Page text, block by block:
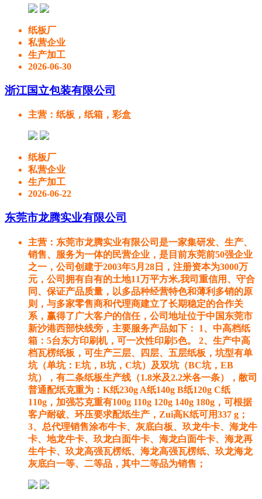
纸板厂
私营企业
生产加工
2026-06-30
浙江国立包装有限公司
主营 ：纸板，纸箱，彩盒
纸板厂
私营企业
生产加工
2026-06-22
东莞市龙腾实业有限公司
主营 ：东莞市龙腾实业有限公司是一家集研发、生产、
销售、服务为一体的民营企业，是目前东莞前50强企业
之一，公司创建于2003年5月28日，注册资本为3000万
元，公司拥有自有的土地11万平方米,我司重信用、守合
同、保证产品质量，以多品种经营特色和薄利多销的原
则，与多家零售商和代理商建立了长期稳定的合作关
系，赢得了广大客户的信任，公司地址位于中国东莞市
新沙港西部快线旁，主要服务产品如下： 1、中高档纸
箱：5台东方印刷机，可一次性印刷5色。 2、生产中高
档瓦楞纸板，可生产三层、四层、五层纸板，坑型有单
坑（单坑：E坑，B坑，C坑）及双坑（BC坑，EB
坑），有二条纸板生产线（1.8米及2.2米各一条），敝司
普通配纸克重为：K纸230g A纸140g B纸120g C纸
110g，加强芯克重有100g 110g 120g 140g 180g，可根据
客户耐破、环压要求配纸生产，Zui高K纸可用337 g；
3、总代理销售涂布牛卡、灰底白板、玖龙牛卡、海龙牛
卡、地龙牛卡、玖龙白面牛卡、海龙白面牛卡、海龙再
生牛卡、玖龙高强瓦楞纸、海龙高强瓦楞纸、玖龙海龙
灰底白一等、二等品，其中二等品为销售；